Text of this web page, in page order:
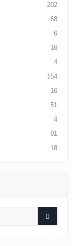
202
68
6
16
4
154
16
51
4
91
18